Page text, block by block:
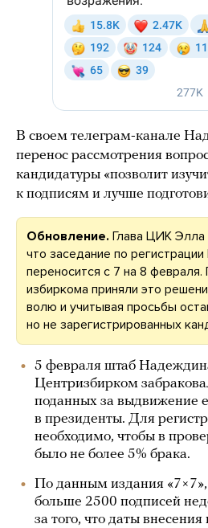
В своем телеграм-канале
перенос рассмотрения
кандидатуры «позволит
к подписям и лучше
Обновление. Глава ЦИК
что заседание по
переносится с 7 на 8
избиркома приняли это
волю и учитывая просьбы
но не зарегистрированных
5 февраля штаб
Центризбирком
поданных за выдвижение
в президенты. Для
необходимо, чтобы в
было не более 5% брака.
По данным издания
больше 2500 подписей
за того, что даты